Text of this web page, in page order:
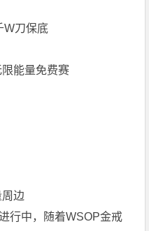
W刀保底
能量免费赛
边
行中，随着WSOP金戒